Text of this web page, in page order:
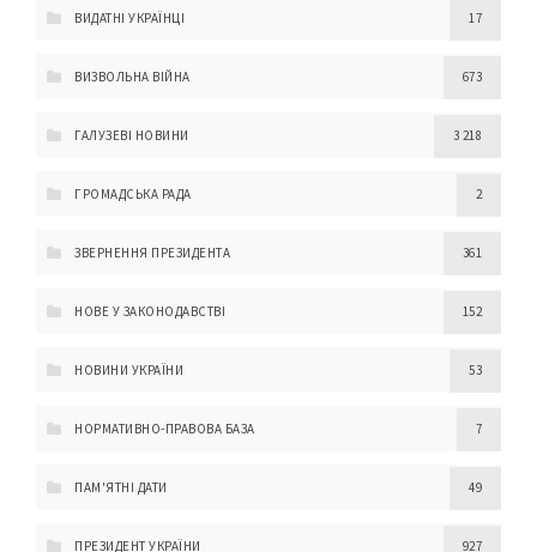
ВИДАТНІ УКРАЇНЦІ 17
ВИЗВОЛЬНА ВІЙНА 673
ГАЛУЗЕВІ НОВИНИ 3 218
ГРОМАДСЬКА РАДА 2
ЗВЕРНЕННЯ ПРЕЗИДЕНТА 361
НОВЕ У ЗАКОНОДАВСТВІ 152
НОВИНИ УКРАЇНИ 53
НОРМАТИВНО-ПРАВОВА БАЗА 7
ПАМ'ЯТНІ ДАТИ 49
ПРЕЗИДЕНТ УКРАЇНИ 927